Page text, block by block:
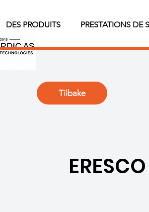
DES PRODUITS PRESTATIONS DE
Tilbake